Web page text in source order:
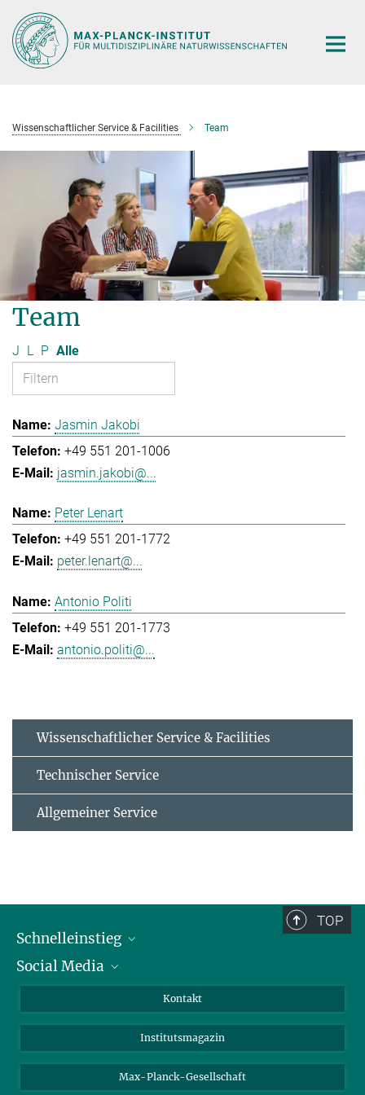
Hauptinhalt
Wissenschaftlicher Service & Facilities Team
Team
J L P Alle
Jasmin Jakobi
+49 551 201-1006
jasmin.jakobi@...
Peter Lenart
+49 551 201-1772
peter.lenart@...
Antonio Politi
+49 551 201-1773
antonio.politi@...
Wissenschaftlicher Service & Facilities
Technischer Service
Allgemeiner Service
TOP
Schnelleinstieg
Alumni
Social Media
Facebook
Kontakt
Institutsmagazin
Max-Planck-Gesellschaft